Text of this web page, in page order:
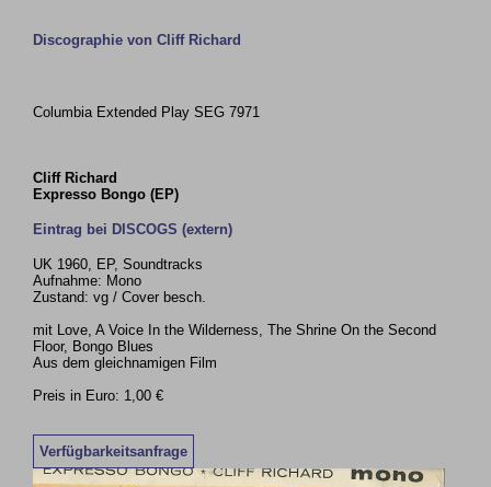
Discographie von Cliff Richard
Columbia Extended Play SEG 7971
Cliff Richard
Expresso Bongo (EP)
Eintrag bei DISCOGS (extern)
UK 1960, EP, Soundtracks
Aufnahme: Mono
Zustand: vg / Cover besch.
mit Love, A Voice In the Wilderness, The Shrine On the Second
Floor, Bongo Blues
Aus dem gleichnamigen Film
Preis in Euro: 1,00 €
Verfügbarkeitsanfrage